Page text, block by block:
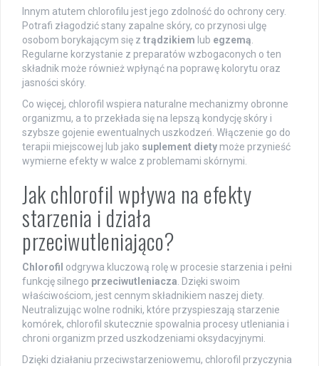
Innym atutem chlorofilu jest jego zdolność do ochrony cery.
Potrafi złagodzić stany zapalne skóry, co przynosi ulgę
osobom borykającym się z trądzikiem lub egzemą
Regularne korzystanie z preparatów wzbogaconych o ten
składnik może również wpłynąć na poprawę kolorytu oraz
jasności skóry.
Co więcej, chlorofil wspiera naturalne mechanizmy obronne
organizmu, a to przekłada się na lepszą kondycję skóry i
szybsze gojenie ewentualnych uszkodzeń. Włączenie go do
terapii miejscowej lub jako suplement diety może przynieść
wymierne efekty w walce z problemami skórnymi.
Jak chlorofil wpływa na efekty
starzenia i działa
przeciwutleniająco?
Chlorofil odgrywa kluczową rolę w procesie starzenia i pełni
funkcję silnego przeciwutleniacza . Dzięki swoim
właściwościom, jest cennym składnikiem naszej diety.
Neutralizując wolne rodniki, które przyspieszają starzenie
komórek, chlorofil skutecznie spowalnia procesy utleniania i
chroni organizm przed uszkodzeniami oksydacyjnymi.
Dzięki działaniu przeciwstarzeniowemu, chlorofil przyczynia